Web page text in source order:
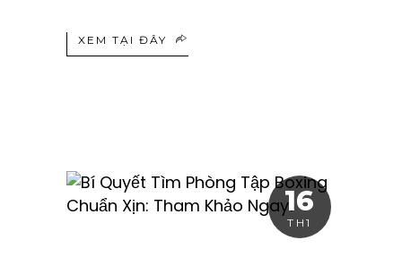
XEM TẠI ĐÂY
16
TH1